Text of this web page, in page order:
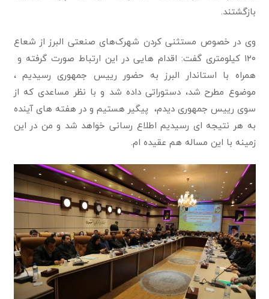
بازگشتند.
وی در خصوص مستثنی کردن شهرک‌های صنعتی البرز از شعاع
١٢٠ کیلومتری گفت: اقدام هایی در این ارتباط صورت گرفته و
همراه با استاندار البرز به حضور رییس جمهوری رسیدیم ،
موضوع مطرح شد، دستوراتی داده شد و با نظر مساعدی که از
سوی رییس جمهوری دیدم، پیگیر هستیم و در هفته های آینده
به هر نتیجه ای رسیدیم اطلاع رسانی خواهد شد و من در این
زمینه با این مساله هم عقیده ام.